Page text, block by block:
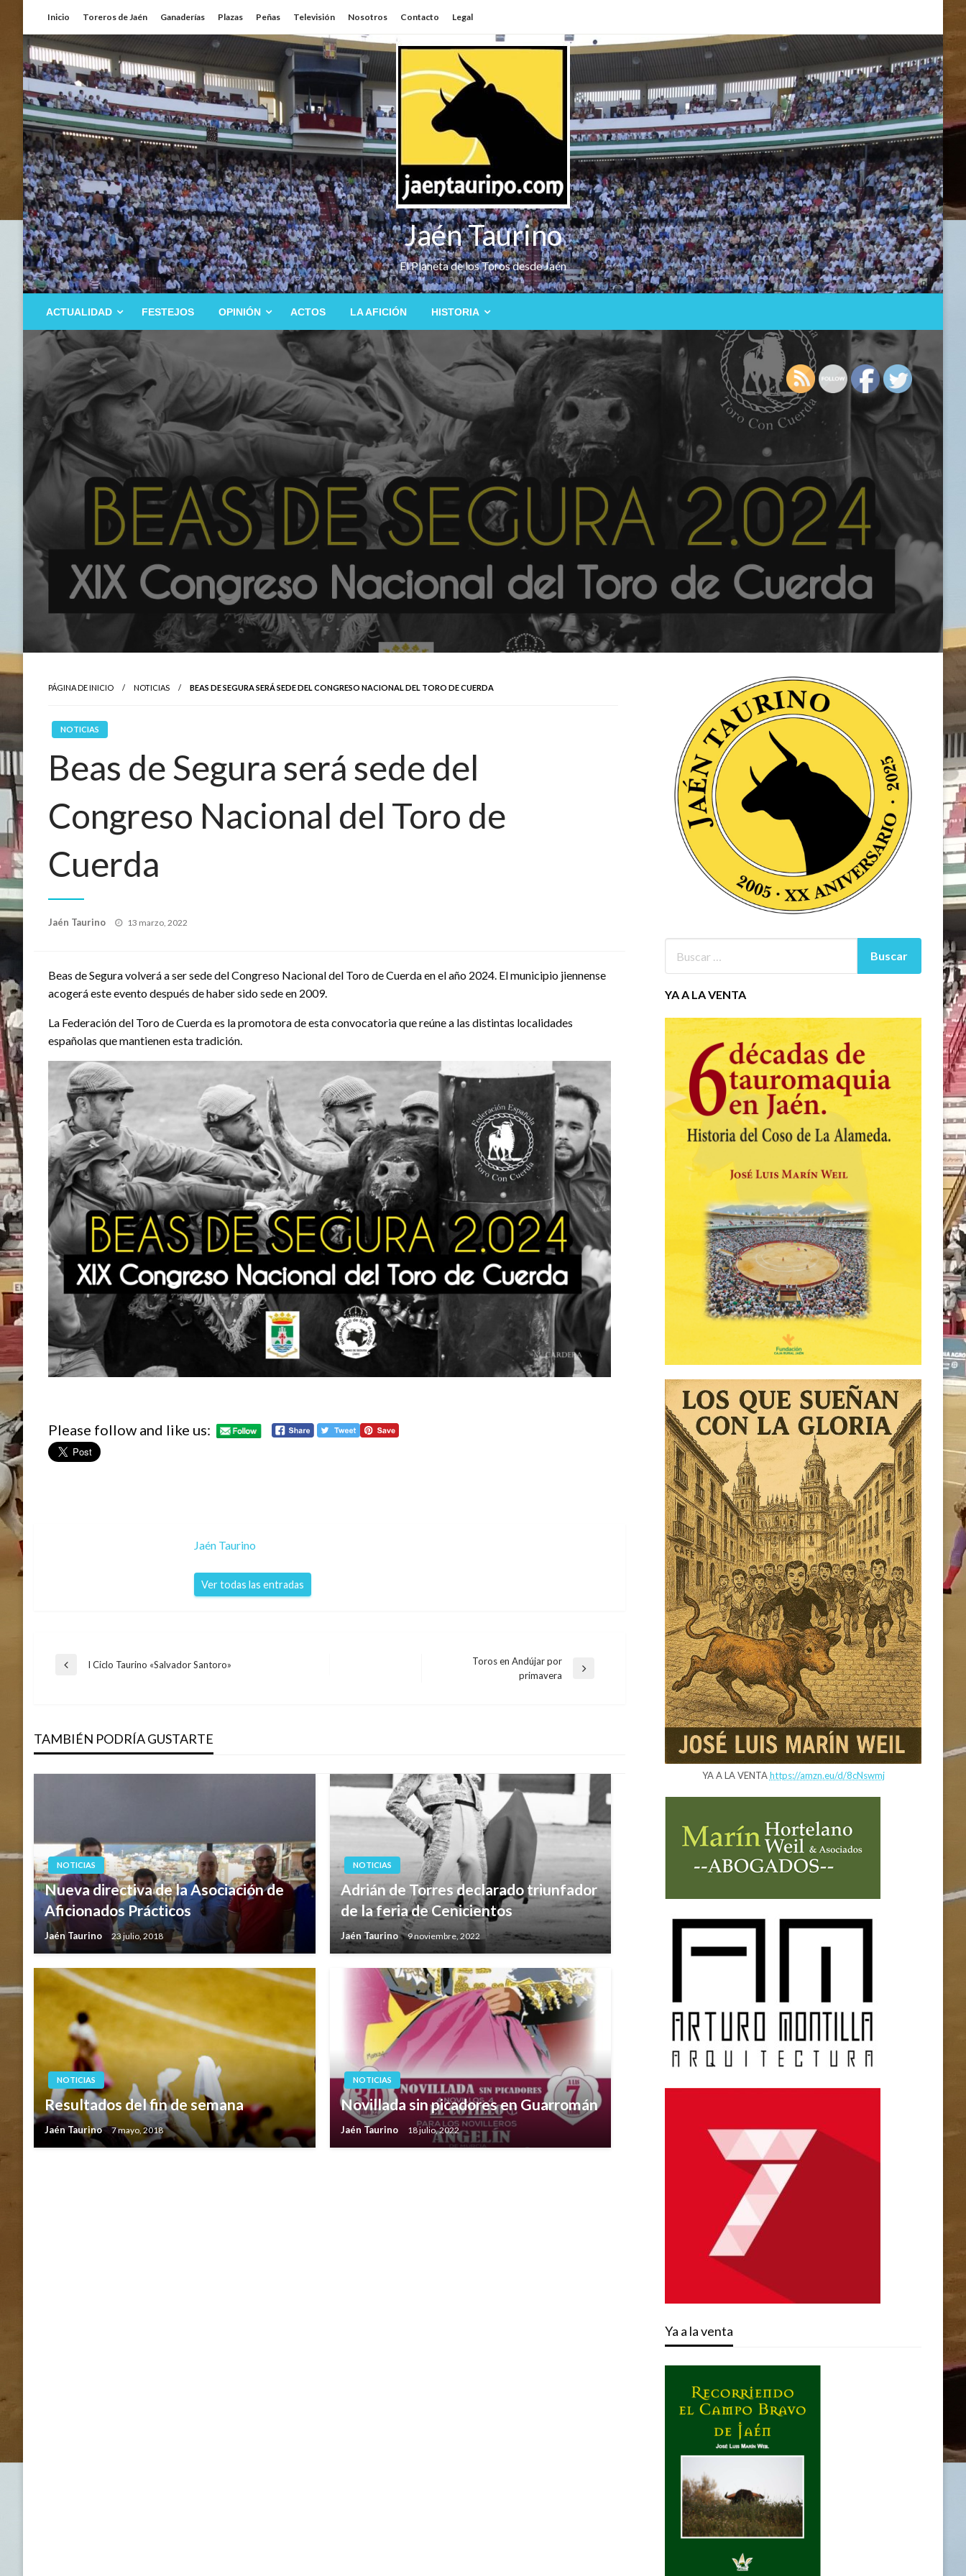
contenido
Inicio Toreros de Jaén Ganaderías Plazas Peñas Televisión Nosotros Contacto Legal
Jaén Taurino
El Planeta de los Toros desde Jaén
ACTUALIDAD FESTEJOS OPINIÓN ACTOS LA AFICIÓN HISTORIA
PÁGINA DE INICIO NOTICIAS BEAS DE SEGURA SERÁ SEDE DEL CONGRESO NACIONAL DEL TORO DE CUERDA
NOTICIAS
Beas de Segura será sede del
Congreso Nacional del Toro de
Cuerda
Jaén Taurino
Publicado
13 marzo, 2022
Beas de Segura volverá a ser sede del Congreso Nacional del Toro de Cuerda en el año 2024. El municipio jiennense
acogerá este evento después de haber sido sede en 2009.
La Federación del Toro de Cuerda es la promotora de esta convocatoria que reúne a las distintas localidades
españolas que mantienen esta tradición.
Please follow and like us:
Jaén Taurino
Ver todas las entradas
Navegación
entradas
Entrada
I Ciclo Taurino «Salvador Santoro»
Toros en Andújar por
primavera
TAMBIÉN PODRÍA GUSTARTE
NOTICIAS
Nueva directiva de la Asociación de
Aficionados Prácticos
Jaén Taurino 23 julio, 2018
NOTICIAS
Adrián de Torres declarado triunfador
de la feria de Cenicientos
Jaén Taurino 9 noviembre, 2022
NOTICIAS
Resultados del fin de semana
Jaén Taurino 7 mayo, 2018
NOTICIAS
Novillada sin picadores en Guarromán
Jaén Taurino 18 julio, 2022
YA A LA VENTA
YA A LA VENTAhttps://amzn.eu/d/8cNswmj
Ya a la venta